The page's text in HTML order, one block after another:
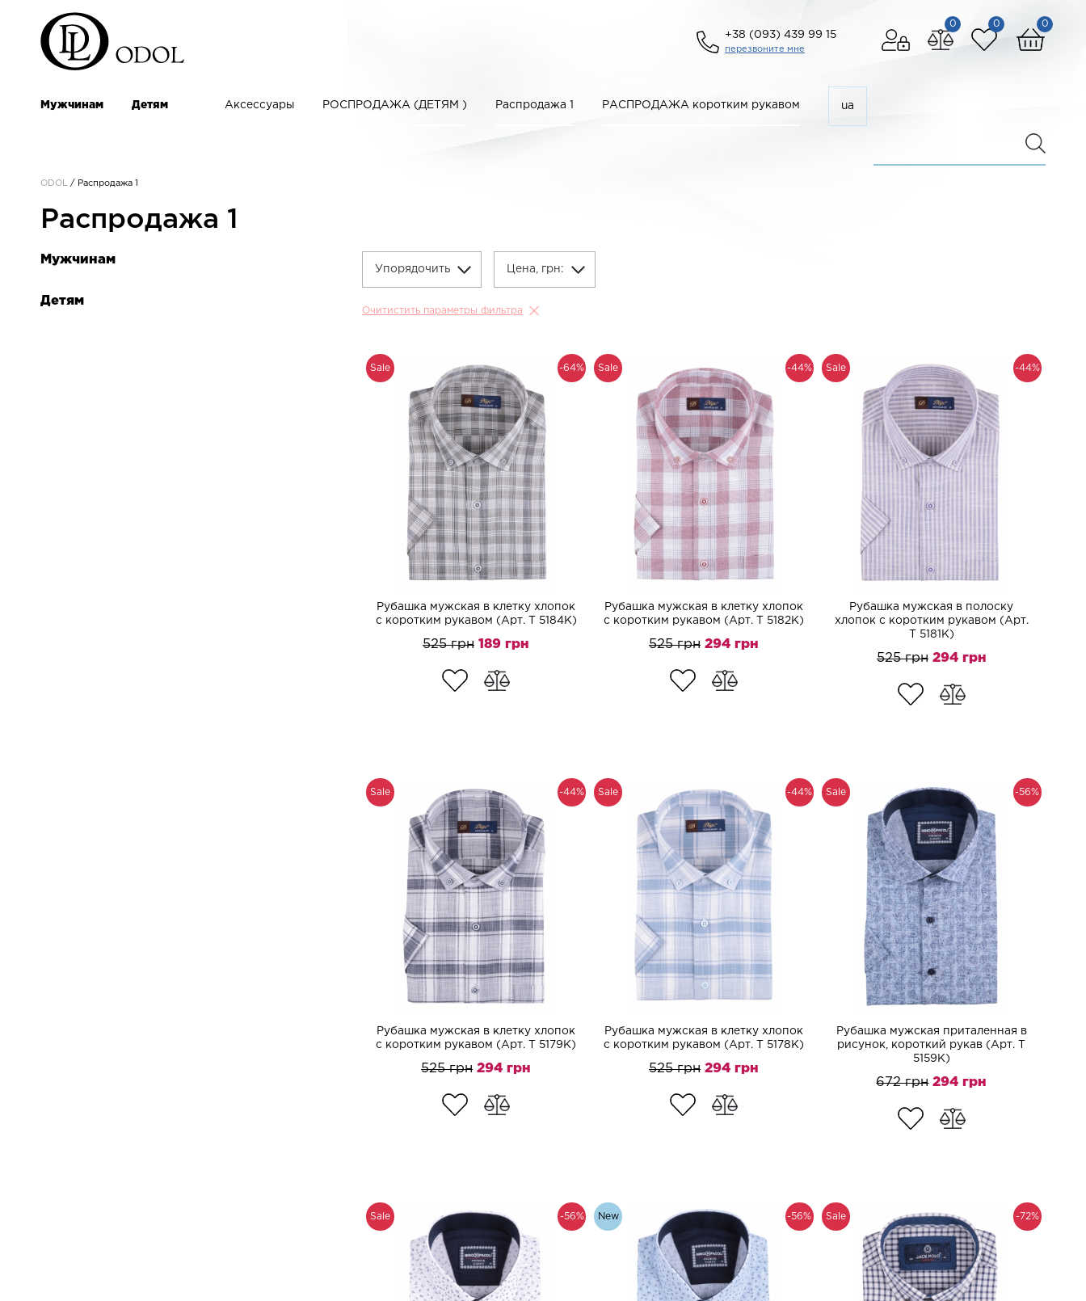
0
0
0
+38 (093) 439 99 15
перезвоните мне
Мужчинам Детям Аксессуары РОСПРОДАЖА (ДЕТЯМ ) Распродажа 1 РАСПРОДАЖА коротким рукавом ua
ODOL / Распродажа 1
Распродажа 1
Мужчинам
Детям
Упорядочить Цена, грн:
Очитистить параметры фильтра
-64%
Sale
Рубашка мужская в клетку хлопок
с коротким рукавом (Арт. T 5184K)
525 грн 189 грн
-44%
Sale
Рубашка мужская в клетку хлопок
с коротким рукавом (Арт. T 5182K)
525 грн 294 грн
-44%
Sale
Рубашка мужская в полоску
хлопок с коротким рукавом (Арт.
T 5181K)
525 грн 294 грн
-44%
Sale
Рубашка мужская в клетку хлопок
с коротким рукавом (Арт. T 5179K)
525 грн 294 грн
-44%
Sale
Рубашка мужская в клетку хлопок
с коротким рукавом (Арт. T 5178K)
525 грн 294 грн
-56%
Sale
Рубашка мужская приталенная в
рисунок, короткий рукав (Арт. T
5159K)
672 грн 294 грн
-56%
Sale -56%
New -72%
Sale